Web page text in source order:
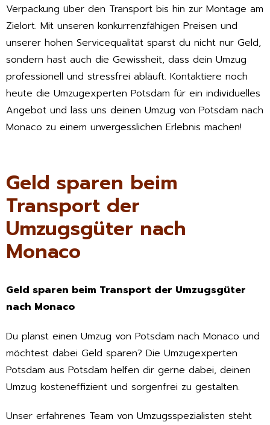
Verpackung über den Transport bis hin zur Montage am
Zielort. Mit unseren konkurrenzfähigen Preisen und
unserer hohen Servicequalität sparst du nicht nur Geld,
sondern hast auch die Gewissheit, dass dein Umzug
professionell und stressfrei abläuft. Kontaktiere noch
heute die Umzugexperten Potsdam für ein individuelles
Angebot und lass uns deinen Umzug von Potsdam nach
Monaco zu einem unvergesslichen Erlebnis machen!
Geld sparen beim
Transport der
Umzugsgüter nach
Monaco
Geld sparen beim Transport der Umzugsgüter
nach Monaco
Du planst einen Umzug von Potsdam nach Monaco und
möchtest dabei Geld sparen? Die Umzugexperten
Potsdam aus Potsdam helfen dir gerne dabei, deinen
Umzug kosteneffizient und sorgenfrei zu gestalten.
Unser erfahrenes Team von Umzugsspezialisten steht